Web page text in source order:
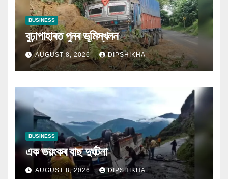
BUSINESS
বুঢ়াপাহাৰত পুনৰ ভূমিস্খলন
AUGUST 8, 2026 DIPSHIKHA
BUSINESS
এক ভয়ংকৰ বাছ দুৰ্ঘটনা
AUGUST 8, 2026 DIPSHIKHA